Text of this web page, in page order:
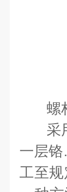
螺
采
一层
工至